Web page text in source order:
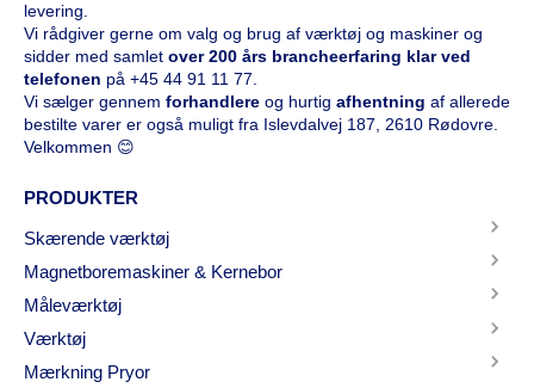
levering.
Vi rådgiver gerne om valg og brug af værktøj og maskiner og
sidder med samlet over 200 års brancheerfaring klar ved
telefonen på +45 44 91 11 77
Vi sælger gennem forhandlere og hurtig afhentning af allerede
bestilte varer er også muligt fra Islevdalvej 187, 2610 Rødovre.
Velkommen 😊
PRODUKTER
Skærende værktøj
Magnetboremaskiner & Kernebor
Måleværktøj
Værktøj
Mærkning Pryor